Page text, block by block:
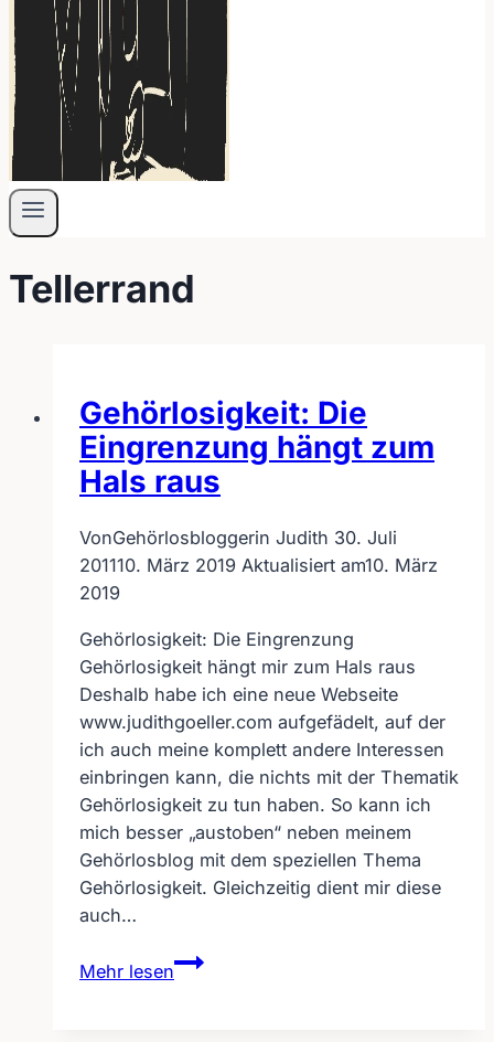
Tellerrand
Gehörlosigkeit: Die
Eingrenzung hängt zum
Hals raus
VonGehörlosbloggerin Judith 30. Juli
201110. März 2019 Aktualisiert am10. März
2019
Gehörlosigkeit: Die Eingrenzung
Gehörlosigkeit hängt mir zum Hals raus
Deshalb habe ich eine neue Webseite
www.judithgoeller.com aufgefädelt, auf der
ich auch meine komplett andere Interessen
einbringen kann, die nichts mit der Thematik
Gehörlosigkeit zu tun haben. So kann ich
mich besser „austoben“ neben meinem
Gehörlosblog mit dem speziellen Thema
Gehörlosigkeit. Gleichzeitig dient mir diese
auch…
Mehr lesen
Gehörlosigkeit:
Die